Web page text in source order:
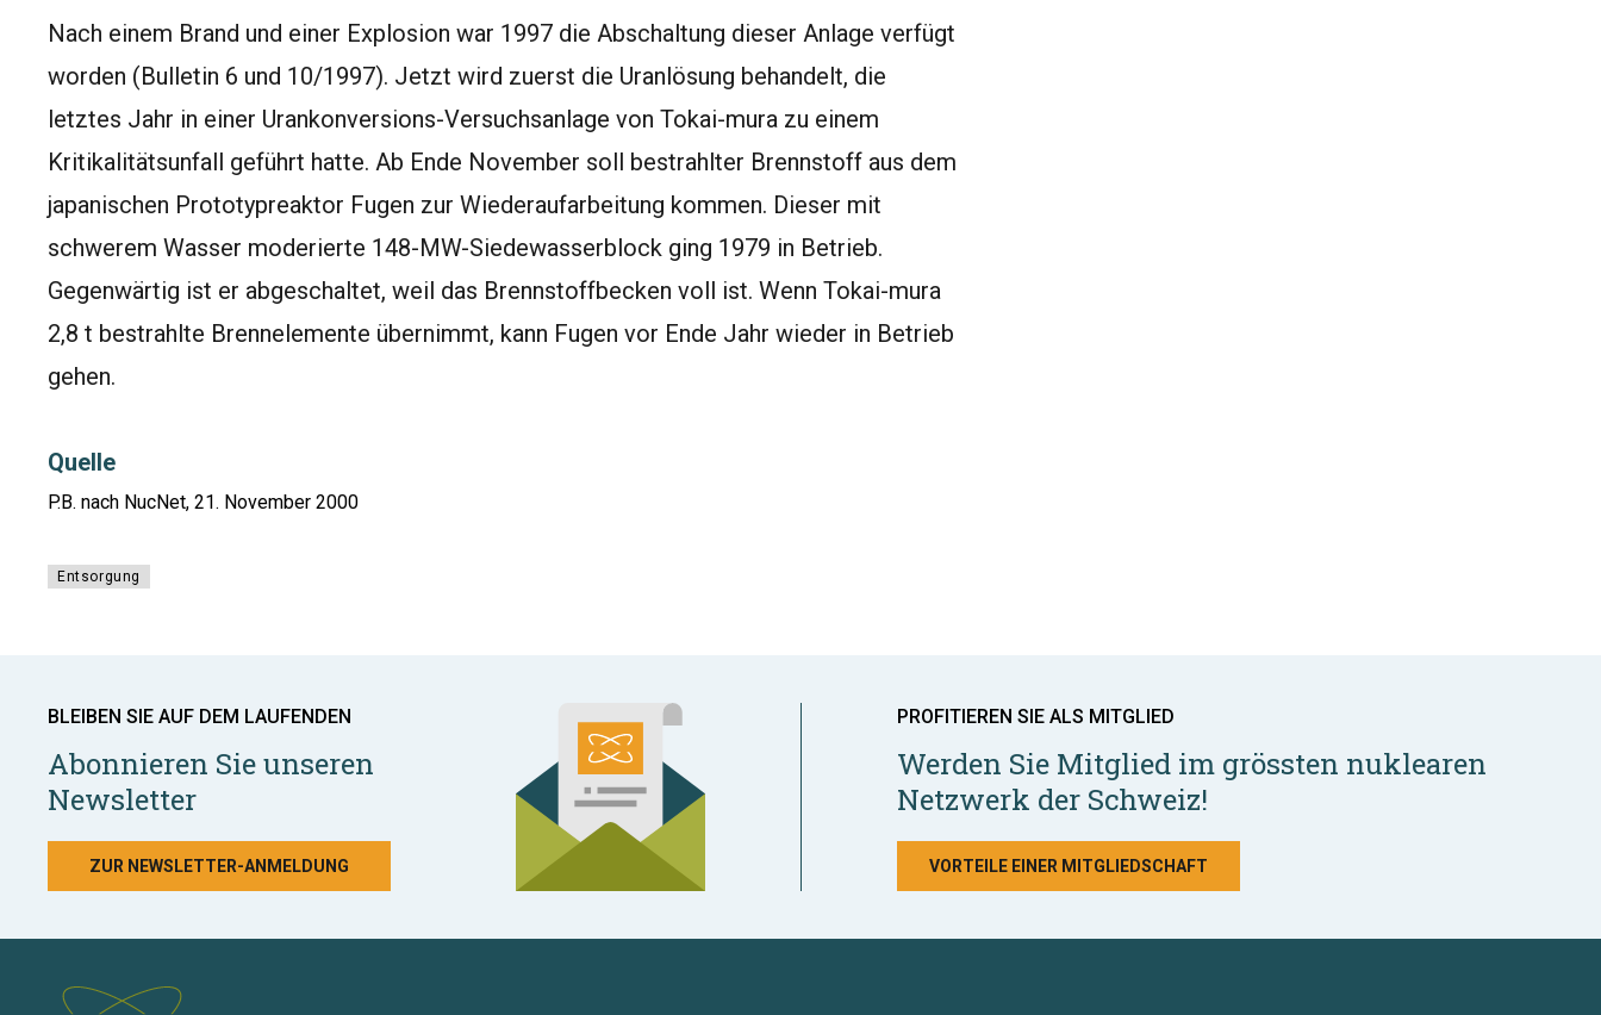
Nach einem Brand und einer Explosion war 1997 die Abschaltung dieser Anlage verfügt
worden (Bulletin 6 und 10/1997). Jetzt wird zuerst die Uranlösung behandelt, die
letztes Jahr in einer Urankonversions-Versuchsanlage von Tokai-mura zu einem
Kritikalitätsunfall geführt hatte. Ab Ende November soll bestrahlter Brennstoff aus dem
japanischen Prototypreaktor Fugen zur Wiederaufarbeitung kommen. Dieser mit
schwerem Wasser moderierte 148-MW-Siedewasserblock ging 1979 in Betrieb.
Gegenwärtig ist er abgeschaltet, weil das Brennstoffbecken voll ist. Wenn Tokai-mura
2,8 t bestrahlte Brennelemente übernimmt, kann Fugen vor Ende Jahr wieder in Betrieb
gehen.
Quelle
P.B. nach NucNet, 21. November 2000
Entsorgung
BLEIBEN SIE AUF DEM LAUFENDEN
Abonnieren Sie unseren
Newsletter
ZUR NEWSLETTER-ANMELDUNG
PROFITIEREN SIE ALS MITGLIED
Werden Sie Mitglied im grössten nuklearen
Netzwerk der Schweiz!
VORTEILE EINER MITGLIEDSCHAFT